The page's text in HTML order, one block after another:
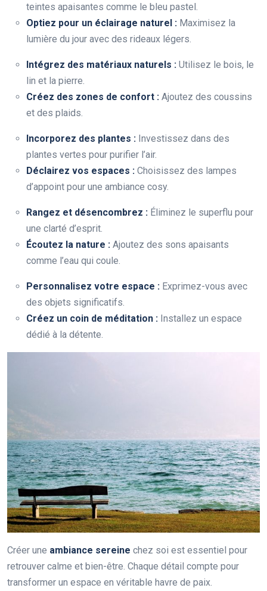
teintes apaisantes comme le bleu pastel.
Optiez pour un éclairage naturel : Maximisez la
lumière du jour avec des rideaux légers.
Intégrez des matériaux naturels : Utilisez le bois, le
lin et la pierre.
Créez des zones de confort : Ajoutez des coussins
et des plaids.
Incorporez des plantes : Investissez dans des
plantes vertes pour purifier l’air.
Déclairez vos espaces : Choisissez des lampes
d’appoint pour une ambiance cosy.
Rangez et désencombrez : Éliminez le superflu pour
une clarté d’esprit.
Écoutez la nature : Ajoutez des sons apaisants
comme l’eau qui coule.
Personnalisez votre espace : Exprimez-vous avec
des objets significatifs.
Créez un coin de méditation : Installez un espace
dédié à la détente.
Créer une ambiance sereine chez soi est essentiel pour
retrouver calme et bien-être. Chaque détail compte pour
transformer un espace en véritable havre de paix.